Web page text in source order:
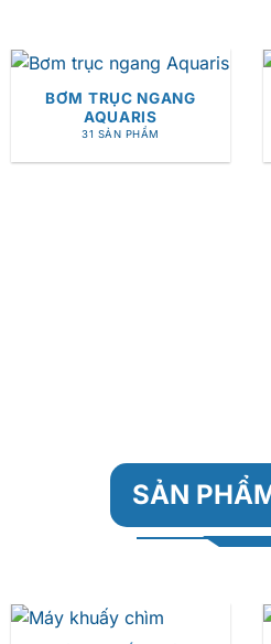
BƠM TRỤC NGANG
AQUARIS
31 SẢN PHẨM
SẢN